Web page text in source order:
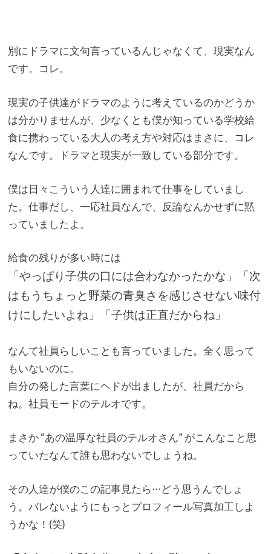
別にドラマに文句言っているんじゃなくて、現実なん
です。コレ。
現実の子供達がドラマのように考えているのかどうか
は分かりませんが、 少なくとも僕が知っている学校給
食に携わっている大人の考え方や対応はまさに、コレ
なんです。
ドラマと現実が一致している部分です。
僕は日々こういう人達に囲まれて仕事をしていまし
た。仕事だし、一応社員なんで、反論なんかせずに黙
っていましたよ。
給食の残りが多い時には
「やっぱり子供の口には合わなかったかな」 「次
はもうちょっと野菜の青臭さを感じさせない味付
けにしたいよね」
「子供は正直だからね」
なんて社員らしいことも言っていました。全く思って
もいないのに。
自分の発した言葉にヘドが出ましたが、社員だから
ね。社員モードのテルオです。
まさか “あの温厚な社員のテルオさん” がこんなこと思
っていたなんて誰も思わないでしょうね。
その人達が僕のこの記事見たら⋅⋅⋅どう思うんでしょ
う。バレないようにもっとプロフィール写真加工しよ
うかな！(笑)